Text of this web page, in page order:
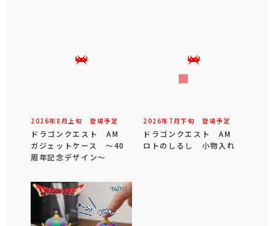
2026年8 月 上旬 登場予定
ドラゴンクエスト AM
ガジェットケース ～40
周年記念デザイン～
2026年 7 月下旬 登場予定
ドラゴンクエスト AM
ロトのしるし 小物入れ